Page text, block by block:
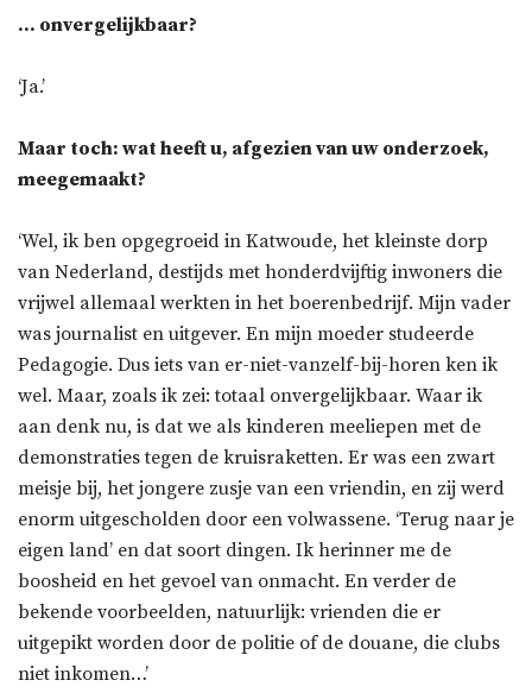
… onvergelijkbaar?
‘Ja.’
Maar toch: wat heeft u, afgezien van uw onderzoek,
meegemaakt?
‘Wel, ik ben opgegroeid in Katwoude, het kleinste dorp
van Nederland, destijds met honderdvijftig inwoners die
vrijwel allemaal werkten in het boerenbedrijf. Mijn vader
was journalist en uitgever. En mijn moeder studeerde
Pedagogie. Dus iets van er-niet-vanzelf-bij-horen ken ik
wel. Maar, zoals ik zei: totaal onvergelijkbaar. Waar ik
aan denk nu, is dat we als kinderen meeliepen met de
demonstraties tegen de kruisraketten. Er was een zwart
meisje bij, het jongere zusje van een vriendin, en zij werd
enorm uitgescholden door een volwassene. ‘Terug naar je
eigen land’ en dat soort dingen. Ik herinner me de
boosheid en het gevoel van onmacht. En verder de
bekende voorbeelden, natuurlijk: vrienden die er
uitgepikt worden door de politie of de douane, die clubs
niet inkomen…’